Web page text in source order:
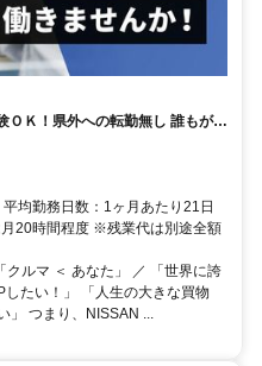
ＯＫ！県外への転勤無し 誰もが知
均勤務日数：1ヶ月あたり21日
20時間程度 ※残業代は別途全額
ルマ ＜ あなた」 ／ 「世界に誇
たい！」 「人生の大きな買物
」 つまり、NISSAN ...